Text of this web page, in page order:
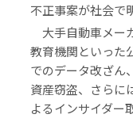
不正事案が社会で
大手自動車メー
教育機関といった
でのデータ改ざん
資産窃盗、さらに
よるインサイダー